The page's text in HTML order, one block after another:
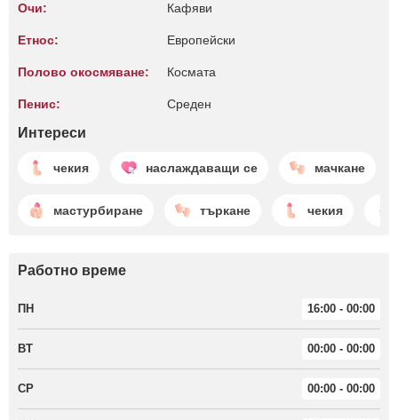
Очи: Кафяви
Етнос: Европейски
Полово окосмяване: Космата
Пенис: Среден
Интереси
чекия наслаждаващи се мачкане
мастурбиране търкане чекия
Работно време
ПН 16:00 - 00:00
ВТ 00:00 - 00:00
СР 00:00 - 00:00